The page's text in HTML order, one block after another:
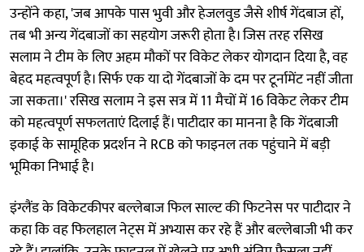
उन्होंने कहा, 'जब आपके पास भुवी और हेजलवुड जैसे शीर्ष गेंदबाज हों,
तब भी अन्य गेंदबाजों का सहयोग जरूरी होता है। जिस तरह रसिख
सलाम ने टीम के लिए अहम मौकों पर विकेट लेकर योगदान दिया है, वह
बेहद महत्वपूर्ण है। सिर्फ एक या दो गेंदबाजों के दम पर टूर्नामेंट नहीं जीता
जा सकता।' रसिख सलाम ने इस सत्र में 11 मैचों में 16 विकेट लेकर टीम
को महत्वपूर्ण सफलताएं दिलाई हैं। पाटीदार का मानना है कि गेंदबाजी
इकाई के सामूहिक प्रदर्शन ने RCB को फाइनल तक पहुंचाने में बड़ी
भूमिका निभाई है।
इंग्लैंड के विकेटकीपर बल्लेबाज फिल साल्ट की फिटनेस पर पाटीदार ने
कहा कि वह फिलहाल नेट्स में अभ्यास कर रहे हैं और बल्लेबाजी भी कर